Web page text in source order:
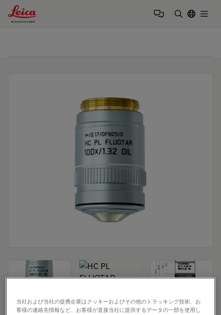
Leica Microsystems Logo
当社および当社の提携企業はクッキーおよびその他のトラッキング技術、お
客様の連絡先情報など、お客様が直接当社に提供するデータの一部を使用し